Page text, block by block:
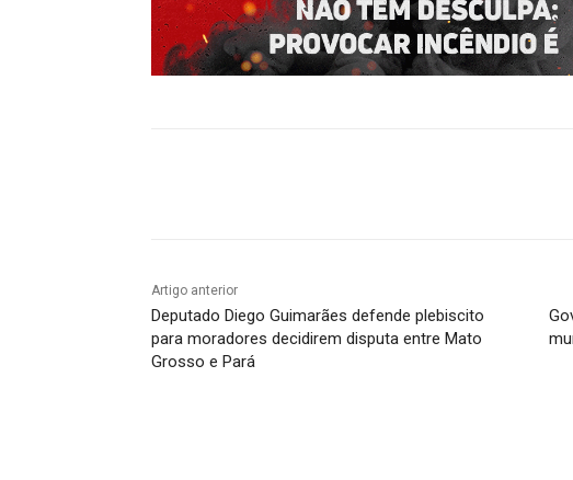
Artigo anterior
Deputado Diego Guimarães defende plebiscito
para moradores decidirem disputa entre Mato
Grosso e Pará